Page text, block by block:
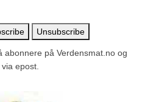
abonnere på Verdensmat.no og
epost.